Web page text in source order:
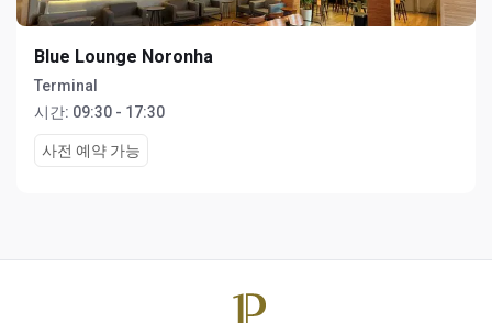
Blue Lounge Noronha
Terminal
시간: 09:30 - 17:30
사전 예약 가능